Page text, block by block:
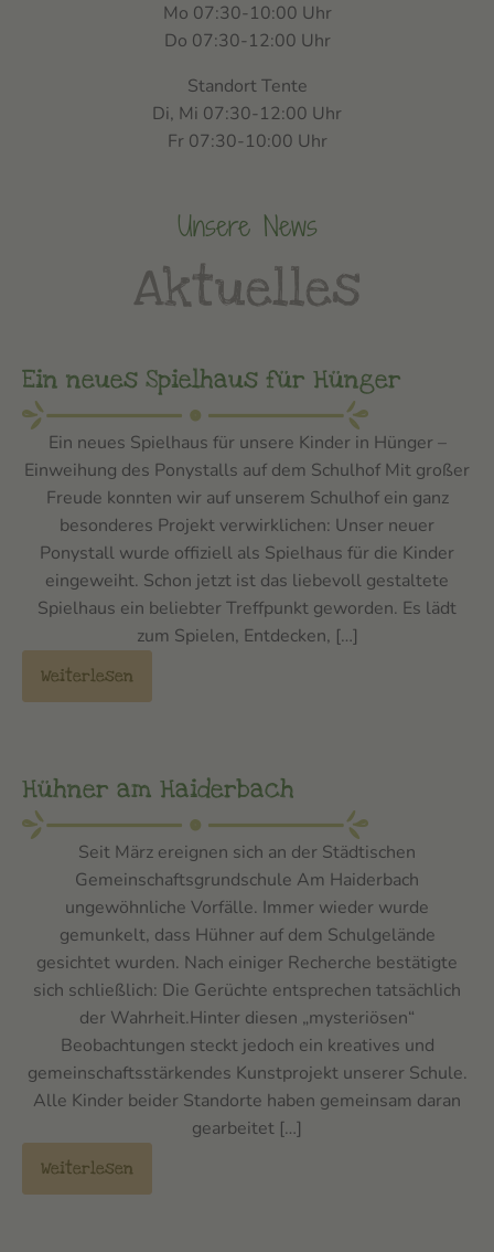
Mo 07:30-10:00 Uhr
Do 07:30-12:00 Uhr
Standort Tente
Di, Mi 07:30-12:00 Uhr
Fr 07:30-10:00 Uhr
Unsere News
Aktuelles
Ein neues Spielhaus für Hünger
Ein neues Spielhaus für unsere Kinder in Hünger –
Einweihung des Ponystalls auf dem Schulhof Mit großer
Freude konnten wir auf unserem Schulhof ein ganz
besonderes Projekt verwirklichen: Unser neuer
Ponystall wurde offiziell als Spielhaus für die Kinder
eingeweiht. Schon jetzt ist das liebevoll gestaltete
Spielhaus ein beliebter Treffpunkt geworden. Es lädt
zum Spielen, Entdecken, […]
Weiterlesen
Hühner am Haiderbach
Seit März ereignen sich an der Städtischen
Gemeinschaftsgrundschule Am Haiderbach
ungewöhnliche Vorfälle. Immer wieder wurde
gemunkelt, dass Hühner auf dem Schulgelände
gesichtet wurden. Nach einiger Recherche bestätigte
sich schließlich: Die Gerüchte entsprechen tatsächlich
der Wahrheit.Hinter diesen „mysteriösen“
Beobachtungen steckt jedoch ein kreatives und
gemeinschaftsstärkendes Kunstprojekt unserer Schule.
Alle Kinder beider Standorte haben gemeinsam daran
gearbeitet […]
Weiterlesen